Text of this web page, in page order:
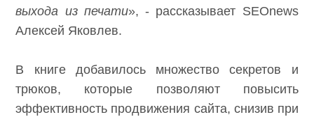
выхода из печати», - рассказывает SEOnews
Алексей Яковлев.
В книге добавилось множество секретов и
трюков, которые позволяют повысить
эффективность продвижения сайта, снизив при